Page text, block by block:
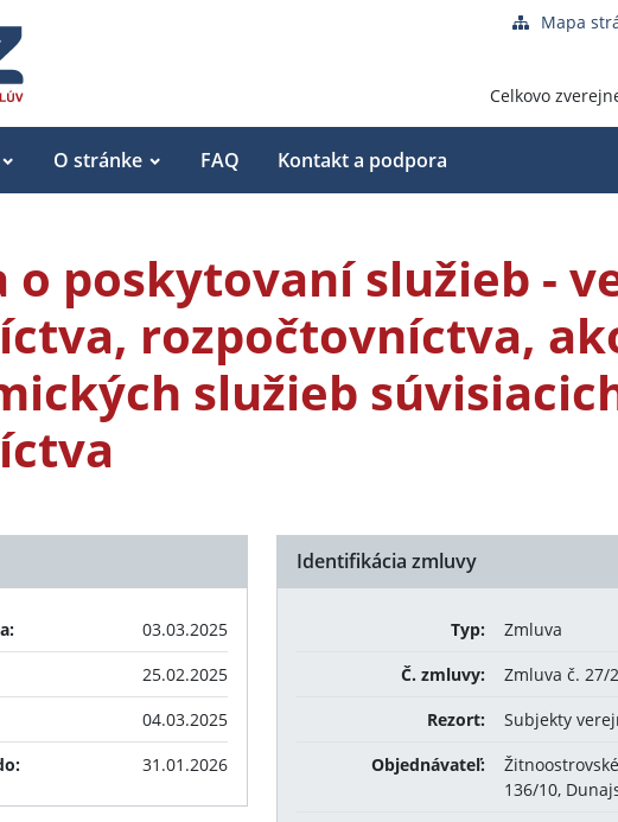
Mapa
Celkovo
O stránke FAQ Kontakt a podpora
o poskytovaní služieb -
rozpočtovníctva,
služieb
Identifikácia zmluvy
Typ:
Zmluva
Č. zmluvy:
Zmluva č. 27/
Rezort:
Subjekty
Objednávateľ:
136/10,
03.03.2025
25.02.2025
04.03.2025
31.01.2026